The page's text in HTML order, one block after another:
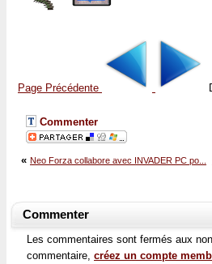
Page Précédente
Commenter
« Neo Forza collabore avec INVADER PC po...
Commenter
Les commentaires sont fermés aux
commentaire, créez un compte